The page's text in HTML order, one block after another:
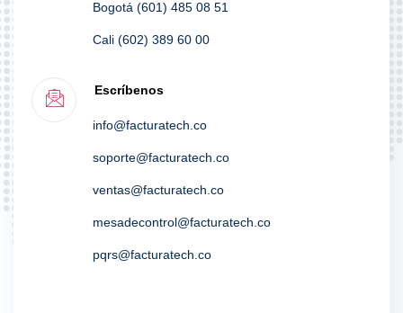
Bogotá (601) 485 08 51
Cali (602) 389 60 00
Escríbenos
info@facturatech.co
soporte@facturatech.co
ventas@facturatech.co
mesadecontrol@facturatech.co
pqrs@facturatech.co